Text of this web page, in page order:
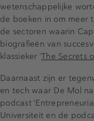
wetenschappelijke
de boeken in om meer
de sectoren waarin
biografieën van
klassieker ‘The Secrets
Daarnaast zijn er
en tech waar De Mol
podcast
Universiteit en de